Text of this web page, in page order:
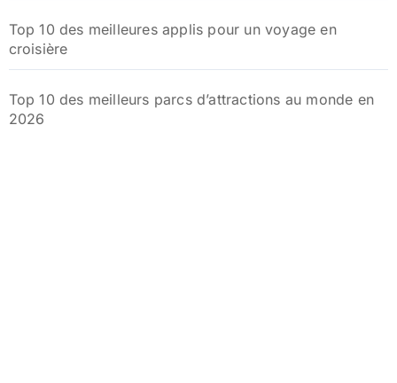
Top 10 des meilleures applis pour un voyage en
croisière
Top 10 des meilleurs parcs d’attractions au monde en
2026